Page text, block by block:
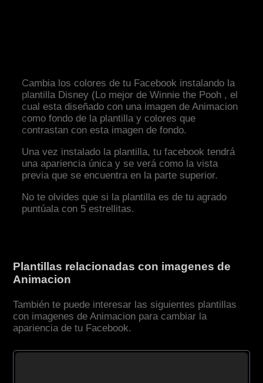
Cambia los colores de tu Facebook instalando la
plantilla Disney (Lo mejor de Winnie the Pooh , el
cual esta diseñado con una imagen de Animacion
como fondo de la plantilla y colores que
contrastan con esta imagen de fondo.
Una vez instalado la plantilla, tu facebook tendrá
una apariencia única y se verá como la vista
previa que se encuentra en la parte superior.
No te olvides que si la plantilla es de tu agrado
puntúala con 5 estrellitas.
Plantillas relacionadas con imagenes de
Animacion
También te puede interesar las siguientes plantillas
con imagenes de Animacion para cambiar la
apariencia de tu Facebook.